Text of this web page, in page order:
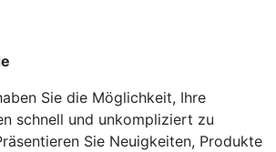
Sie die Möglichkeit, Ihre
schnell und unkompliziert zu
Sie Neuigkeiten, Produkte